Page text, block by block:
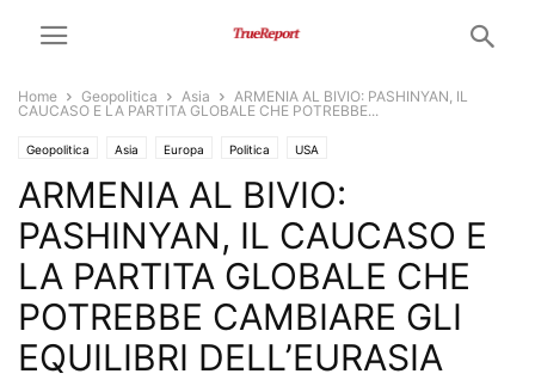
Home Geopolitica Asia
ARMENIA AL BIVIO: PASHINYAN, IL
CAUCASO E LA PARTITA GLOBALE CHE POTREBBE...
Geopolitica Asia Europa Politica USA
ARMENIA AL BIVIO:
PASHINYAN, IL CAUCASO E
LA PARTITA GLOBALE CHE
POTREBBE CAMBIARE GLI
EQUILIBRI DELL’EURASIA